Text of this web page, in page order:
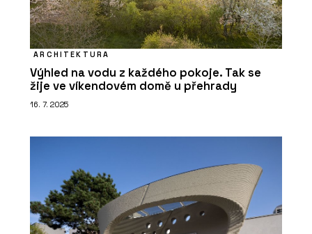
O FIRMĚ
ARCHITEKTURA
Výhled na vodu z každého pokoje. Tak se
žije ve víkendovém domě u přehrady
16. 7. 2025